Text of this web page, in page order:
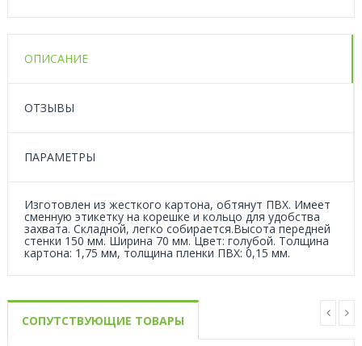
ОПИСАНИЕ
ОТЗЫВЫ
ПАРАМЕТРЫ
Изготовлен из жесткого картона, обтянут ПВХ. Имеет
сменную этикетку на корешке и кольцо для удобства
захвата. Складной, легко собирается.Высота передней
стенки 150 мм. Ширина 70 мм. Цвет: голубой. Толщина
картона: 1,75 мм, толщина пленки ПВХ: 0,15 мм.
СОПУТСТВУЮЩИЕ ТОВАРЫ